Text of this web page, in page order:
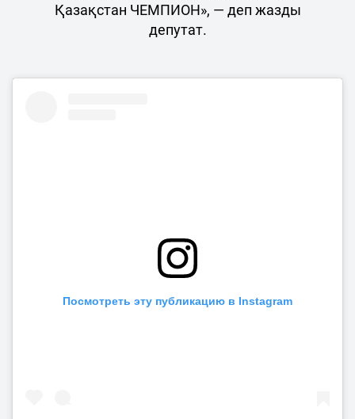
Қазақстан ЧЕМПИОН», — деп жазды
депутат.
Посмотреть эту публикацию в Instagram